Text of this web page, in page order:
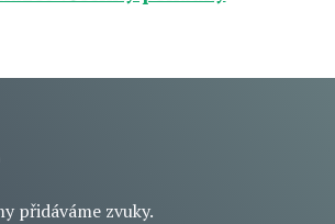
přidáváme zvuky.